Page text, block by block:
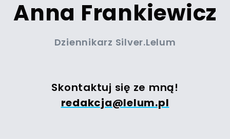
Anna Frankiewicz
Dziennikarz Silver.Lelum
Skontaktuj się ze mną!
redakcja@lelum.pl